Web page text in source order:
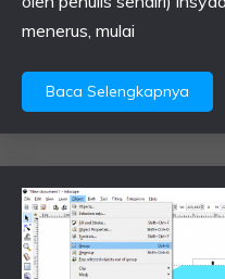
menerus, mulai
Baca Selengkapnya